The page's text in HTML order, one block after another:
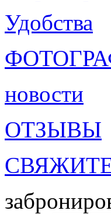
Удобства
новости
ОТЗЫВЫ